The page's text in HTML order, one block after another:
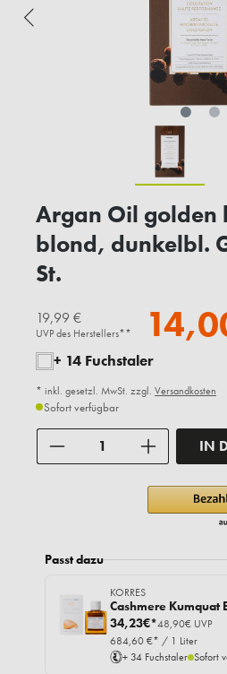
Argan Oil golden
blond, dunkelbl.
St.
19,99 €
UVP des Herstellers**
+ 14 Fuchstaler
* inkl. gesetzl. MwSt. zzgl. Versandkosten
Sofort verfügbar
IN
Passt dazu
KORRES
Cashmere Kumquat
34,23€*48,90€ UVP
684,60 €* / 1 Liter
+ 34 Fuchstaler Sofort